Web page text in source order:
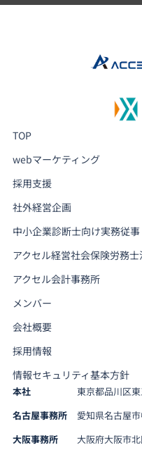
TOP
webマーケティング
採用支援
社外経営企画
中小企業診断士向け実務従事
アクセル経営社会保険労務士
アクセル会計事務所
メンバー
会社概要
採用情報
情報セキュリティ基本方針
本社
東京都品川区
名古屋事務所
愛知県名古屋
大阪事務所
大阪府大阪市